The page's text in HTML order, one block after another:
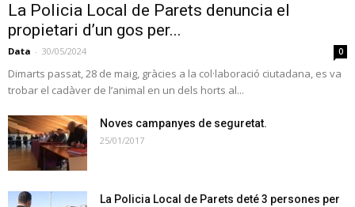
La Policia Local de Parets denuncia el
propietari d’un gos per...
Data - 30/05/2024 0
Dimarts passat, 28 de maig, gràcies a la col·laboració ciutadana, es va
trobar el cadàver de l’animal en un dels horts al...
Noves campanyes de seguretat.
25/01/2017
La Policia Local de Parets deté 3 persones per